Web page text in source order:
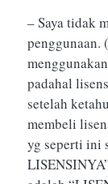
– Saya tidak
penggunaan.
padahal
setelah
membeli
yg seperti ini